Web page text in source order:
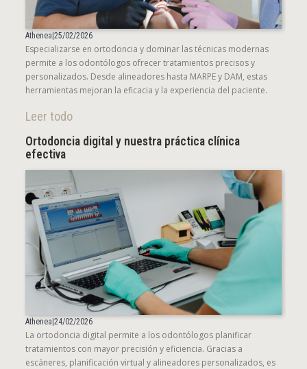
Athenea 25/02/2026
Especializarse en ortodoncia y dominar las técnicas modernas
permite a los odontólogos ofrecer tratamientos precisos y
personalizados. Desde alineadores hasta MARPE y DAM, estas
herramientas mejoran la eficacia y la experiencia del paciente.
Leer todo
Ortodoncia digital y nuestra práctica clínica
efectiva
Athenea|24/02/2026
La ortodoncia digital permite a los odontólogos planificar
tratamientos con mayor precisión y eficiencia. Gracias a
escáneres, planificación virtual y alineadores personalizados, es